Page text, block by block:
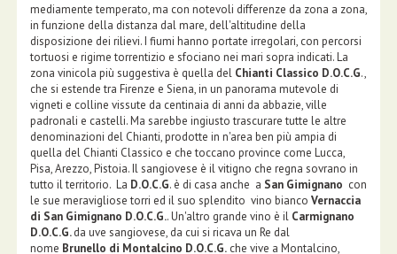
mediamente temperato, ma con notevoli differenze da zona a zona,
in funzione della distanza dal mare, dell'altitudine della
disposizione dei rilievi. I fiumi hanno portate irregolari, con percorsi
tortuosi e rigime torrentizio e sfociano nei mari sopra indicati. La
zona vinicola più suggestiva è quella del Chianti Classico D.O.C.G.,
che si estende tra Firenze e Siena, in un panorama mutevole di
vigneti e colline vissute da centinaia di anni da abbazie, ville
padronali e castelli. Ma sarebbe ingiusto trascurare tutte le altre
denominazioni del Chianti, prodotte in n'area ben più ampia di
quella del Chianti Classico e che toccano province come Lucca,
Pisa, Arezzo, Pistoia. Il sangiovese è il vitigno che regna sovrano in
tutto il territorio. La D.O.C.G. è di casa anche a San Gimignano con
le sue meravigliose torri ed il suo splendito vino bianco Vernaccia
di San Gimignano D.O.C.G.. Un'altro grande vino è il Carmignano
D.O.C.G.da uve sangiovese, da cui si ricava un Re dal
nome Brunello di Montalcino D.O.C.G. che vive a Montalcino,